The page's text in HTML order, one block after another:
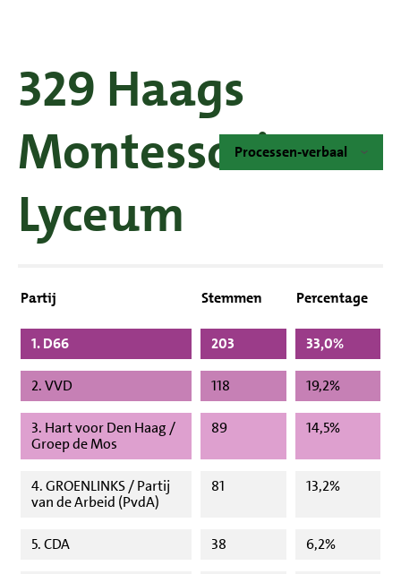
329 Haags
Montessori
Lyceum
Processen-verbaal
Partij Stemmen Percentage
1. D66 203 33,0%
2. VVD 118 19,2%
3. Hart voor Den Haag /
Groep de Mos
89 14,5%
4. GROENLINKS / Partij
van de Arbeid (PvdA)
81 13,2%
5. CDA 38 6,2%